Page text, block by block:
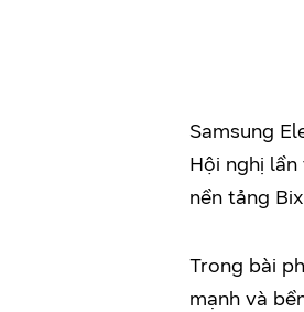
Samsung
Hội nghị
nền tảng
Trong bài
mạnh và